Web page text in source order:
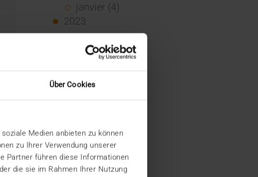
Über Cookies
Medien anbieten zu können
zu Ihrer Verwendung unserer
Partner führen diese Informationen
die sie im Rahmen Ihrer Nutzung
janvier (4)
2023
novembre (5)
août (1)
mars (1)
février (1)
janvier (2)